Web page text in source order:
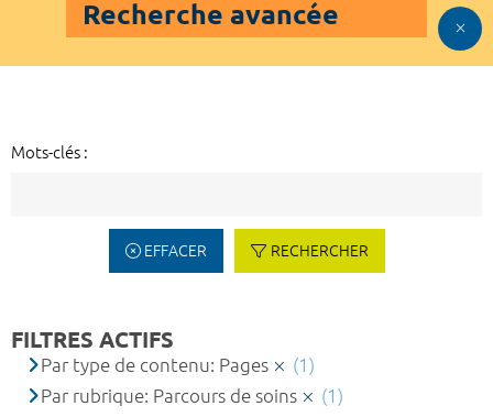
Recherche avancée
Mots-clés :
EFFACER RECHERCHER
FILTRES ACTIFS
Par type de contenu: Pages
(1)
Par rubrique: Parcours de soins
(1)